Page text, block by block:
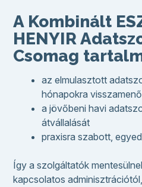
A Kombinált
HENYIR
Csomag
az elmulasztott
hónapokra
a jövőbeni havi
átvállalását
praxisra szabott,
Így a szolgáltatók
kapcsolatos